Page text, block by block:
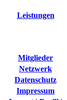
Leistungen
Mitglieder
Netzwerk
Datenschutz
Impressum